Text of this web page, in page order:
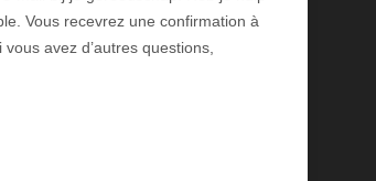
Vous recevrez une confirmation à
avez d’autres questions,